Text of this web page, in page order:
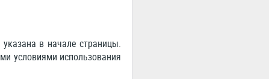
в начале страницы.
условиями использования